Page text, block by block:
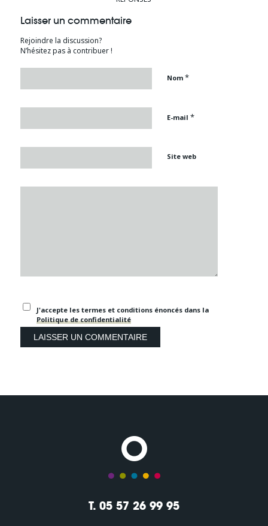
Laisser un commentaire
Rejoindre la discussion?
N’hésitez pas à contribuer !
Nom *
E-mail *
Site web
J'accepte les termes et conditions énoncés dans la
Politique de confidentialité
T. 05 57 26 99 95